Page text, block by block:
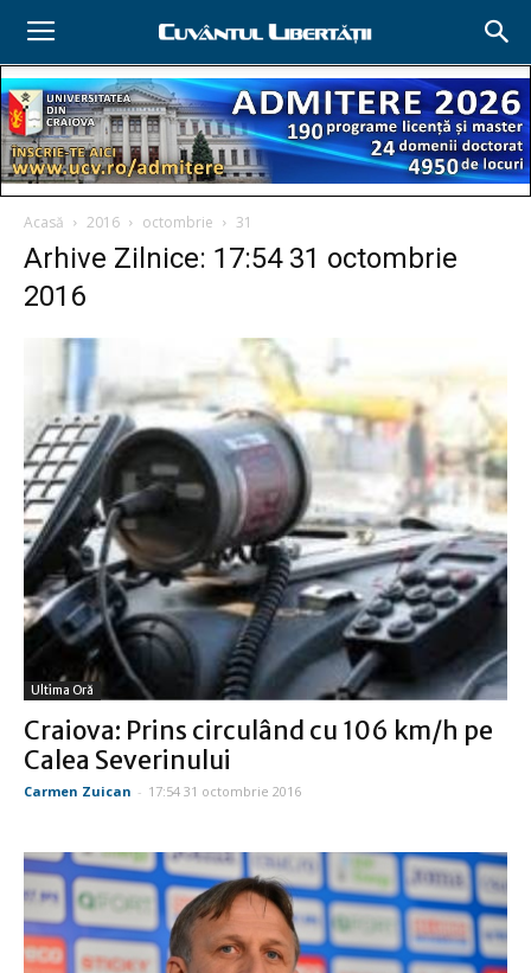
Acasă 2016 octombrie 31
Arhive Zilnice: 17:54 31 octombrie
2016
Ultima Oră
Craiova: Prins circulând cu 106 km/h pe
Calea Severinului
Carmen Zuican - 17:54 31 octombrie 2016